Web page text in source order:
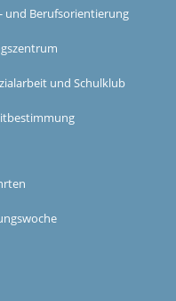
und Berufsorientierung
und Schulklub